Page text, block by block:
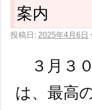
案内
投稿日: 2025年4月6日
３月３
は、最高